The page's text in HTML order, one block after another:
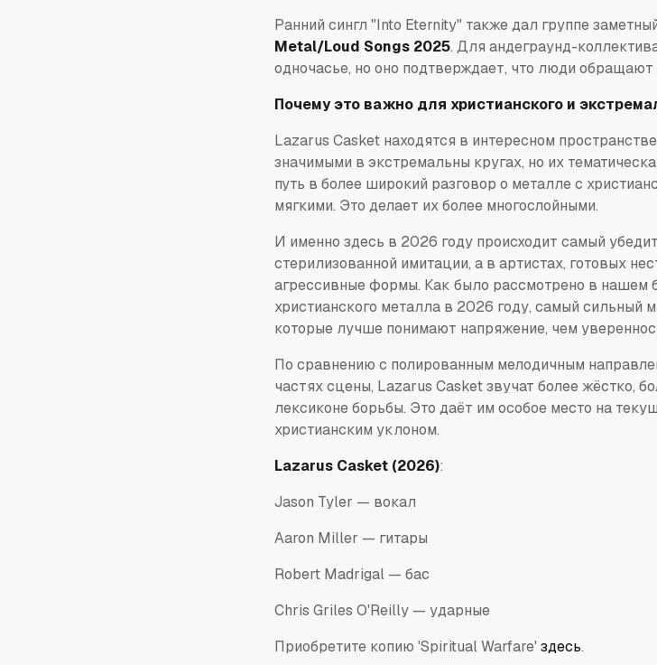
Ранний сингл "Into Eternity" также дал группе
Metal/Loud Songs 2025. Для андеграунд-
одночасье, но оно подтверждает, что люди обращают
Почему это важно для христианского и
Lazarus Casket находятся в интересном
значимыми в экстремальны кругах, но их
путь в более широкий разговор о металле с
мягкими. Это делает их более многослойными.
И именно здесь в 2026 году происходит самый
стерилизованной имитации, а в артистах, готовых
агрессивные формы. Как было рассмотрено в нашем
христианского металла в 2026 году, самый сильный
которые лучше понимают напряжение, чем
По сравнению с полированным мелодичным
частях сцены, Lazarus Casket звучат более жёстко,
лексиконе борьбы. Это даёт им особое место на
христианским уклоном.
Lazarus Casket (2026):
Jason Tyler — вокал
Aaron Miller — гитары
Robert Madrigal — бас
Chris Griles O'Reilly — ударные
Приобретите копию 'Spiritual Warfare' здесь.